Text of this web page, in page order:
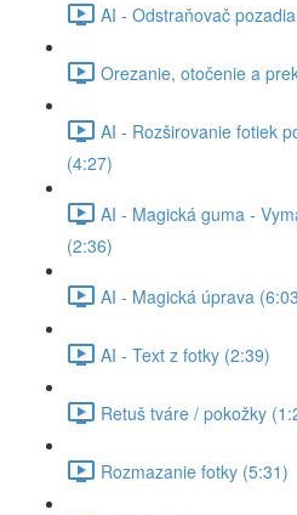
AI - Odstraňovač
Orezanie, otočenie a
AI - Rozširovanie fotiek
(4:27)
AI - Magická guma -
(2:36)
AI - Magická úprava
AI - Text z fotky (2:39)
Retuš tváre / pokožky
Rozmazanie fotky (5:31)